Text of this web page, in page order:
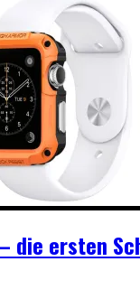
die ersten